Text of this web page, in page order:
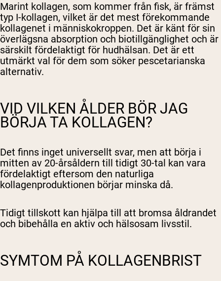
Marint kollagen, som kommer från fisk, är främst
typ I-kollagen, vilket är det mest förekommande
kollagenet i människokroppen. Det är känt för sin
överlägsna absorption och biotillgänglighet och är
särskilt fördelaktigt för hudhälsan. Det är ett
utmärkt val för dem som söker pescetarianska
alternativ.
VID VILKEN ÅLDER BÖR JAG
BÖRJA TA KOLLAGEN?
Det finns inget universellt svar, men att börja i
mitten av 20-årsåldern till tidigt 30-tal kan vara
fördelaktigt eftersom den naturliga
kollagenproduktionen börjar minska då.
Tidigt tillskott kan hjälpa till att bromsa åldrandet
och bibehålla en aktiv och hälsosam livsstil.
SYMTOM PÅ KOLLAGENBRIST